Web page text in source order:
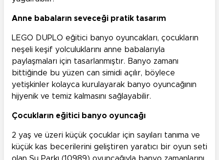
Anne babaların seveceği pratik tasarım
LEGO DUPLO eğitici banyo oyuncakları, çocukların
neşeli keşif yolculuklarını anne babalarıyla
paylaşmaları için tasarlanmıştır. Banyo zamanı
bittiğinde bu yüzen can simidi açılır, böylece
yetişkinler kolayca kurulayarak banyo oyuncağının
hijyenik ve temiz kalmasını sağlayabilir.
Çocukların eğitici banyo oyuncağı
2 yaş ve üzeri küçük çocuklar için sayıları tanıma ve
küçük kas becerilerini geliştiren yaratıcı bir oyun seti
olan Su Parkı (10989) oyuncağıyla banyo zamanlarını